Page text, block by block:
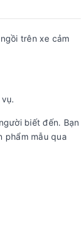
trên xe cảm
biết đến. Bạn
phẩm mẫu qua